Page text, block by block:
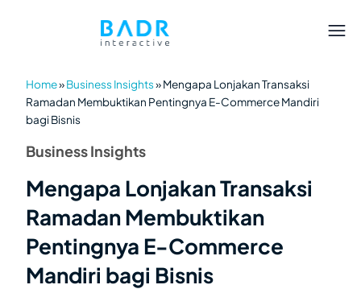
Home»Business Insights»Mengapa Lonjakan Transaksi
Ramadan Membuktikan Pentingnya E-Commerce Mandiri
bagi Bisnis
Business Insights
Mengapa Lonjakan Transaksi
Ramadan Membuktikan
Pentingnya E-Commerce
Mandiri bagi Bisnis